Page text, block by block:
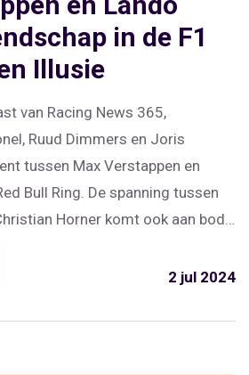
in de F1
Illusie
van Racing News 365,
Ruud Dimmers en Joris
tussen Max Verstappen en
Bull Ring. De spanning tussen
Horner komt ook aan bod.
uit om dieper in te gaan
en analyses.
2 jul 2024